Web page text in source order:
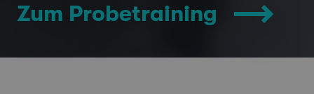
Zum Probetraining